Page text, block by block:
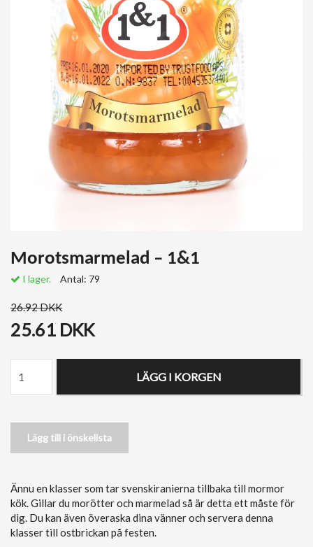
Morotsmarmelad – 1&1
I lager. Antal: 79
26.92 DKK
25.61 DKK
LÄGG I KORGEN
Lägg till i önskelista
Ännu en klasser som tar svenskiranierna tillbaka till mormor
kök. Gillar du morötter och marmelad så är detta ett måste för
dig. Du kan även överaska dina vänner och servera denna
klasser till ostbrickan på festen.